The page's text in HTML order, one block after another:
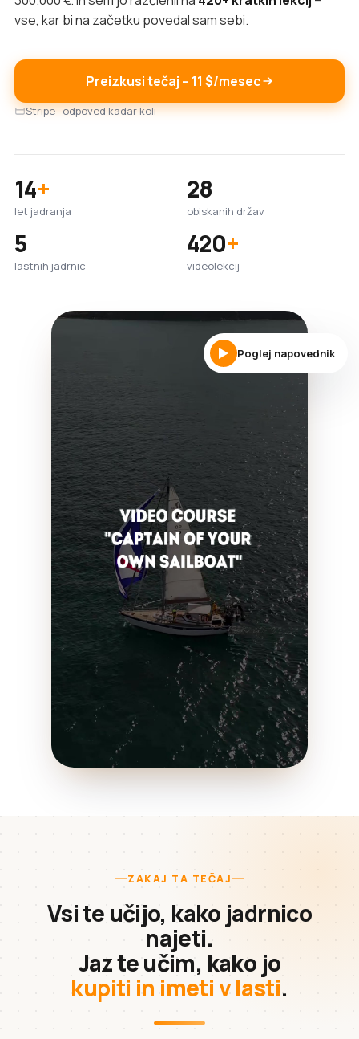
vse, kar bi na začetku povedal sam sebi.
Preizkusi tečaj – 11 $/mesec
Stripe · odpoved kadar koli
14+
let jadranja
28
obiskanih držav
5
lastnih jadrnic
420+
videolekcij
Poglej napovednik
ZAKAJ TA TEČAJ
Vsi te učijo, kako jadrnico
najeti.
Jaz te učim, kako jo
kupiti in imeti v lasti.